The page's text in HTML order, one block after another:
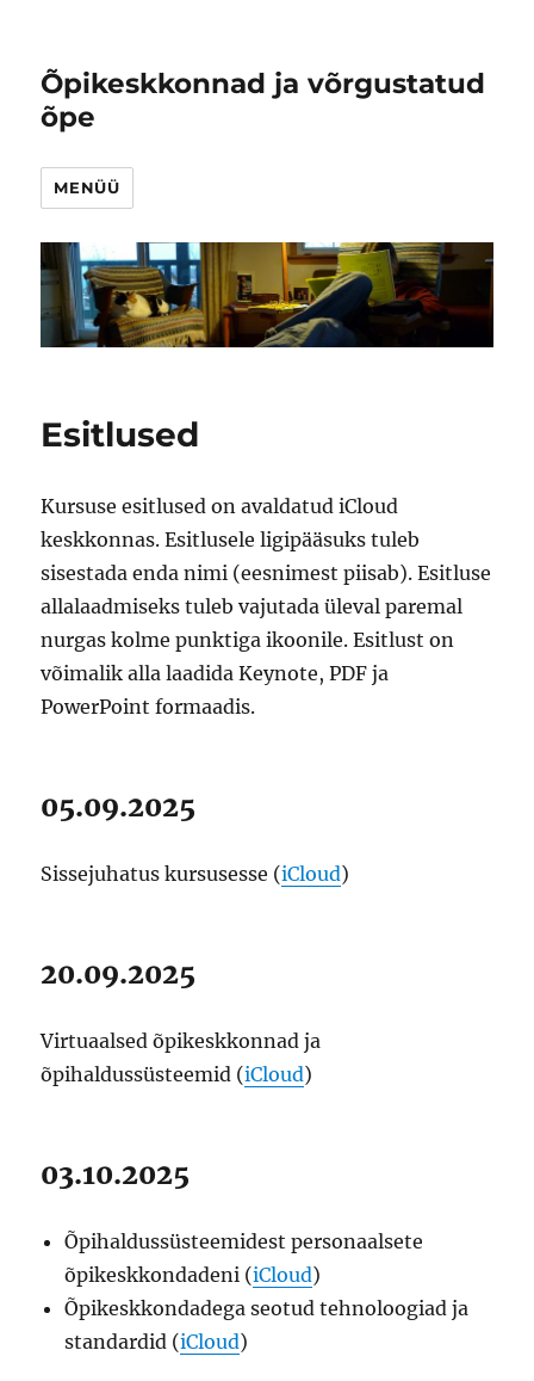
Õpikeskkonnad ja võrgustatud
õpe
MENÜÜ
Esitlused
Kursuse esitlused on avaldatud iCloud
keskkonnas. Esitlusele ligipääsuks tuleb
sisestada enda nimi (eesnimest piisab). Esitluse
allalaadmiseks tuleb vajutada üleval paremal
nurgas kolme punktiga ikoonile. Esitlust on
võimalik alla laadida Keynote, PDF ja
PowerPoint formaadis.
05.09.2025
Sissejuhatus kursusesse (iCloud)
20.09.2025
Virtuaalsed õpikeskkonnad ja
õpihaldussüsteemid (iCloud)
03.10.2025
Õpihaldussüsteemidest personaalsete
õpikeskkondadeni (iCloud)
Õpikeskkondadega seotud tehnoloogiad ja
standardid (iCloud)